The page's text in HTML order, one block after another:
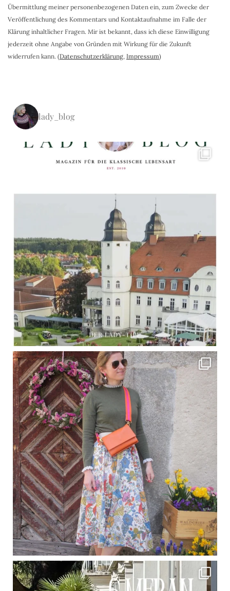
Übermittlung meiner personenbezogenen Daten ein, zum Zwecke der
Veröffentlichung des Kommentars und Kontaktaufnahme im Falle der
Klärung inhaltlicher Fragen. Mir ist bekannt, dass ich diese Einwilligung
jederzeit ohne Angabe von Gründen mit Wirkung für die Zukunft
widerrufen kann. (Datenschutzerklärung, Impressum)
lady_blog